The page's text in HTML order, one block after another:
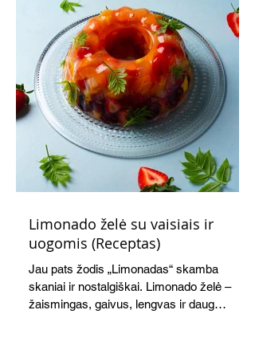
Limonado želė su vaisiais ir
uogomis (Receptas)
Jau pats žodis „Limonadas“ skamba
skaniai ir nostalgiškai. Limonado želė –
žaismingas, gaivus, lengvas ir daug